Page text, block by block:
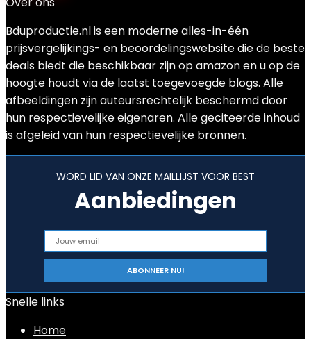
Bduproductie.nl is een moderne alles-in-één
prijsvergelijkings- en beoordelingswebsite die de beste
deals biedt die beschikbaar zijn op amazon en u op de
hoogte houdt via de laatst toegevoegde blogs. Alle
afbeeldingen zijn auteursrechtelijk beschermd door
hun respectievelijke eigenaren. Alle geciteerde inhoud
is afgeleid van hun respectievelijke bronnen.
WORD LID VAN ONZE MAILLIJST VOOR BEST
Aanbiedingen
Snelle links
Home